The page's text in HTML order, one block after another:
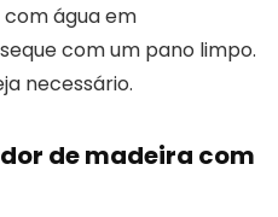
com água em
com um pano limpo.
necessário.
de madeira com